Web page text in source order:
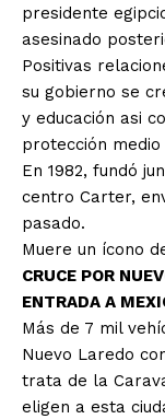
presidente
asesinado
Positivas
su gobierno se
y educación asi
protección
En 1982, fundó
centro Carter,
pasado.
Muere un ícono
CRUCE POR
ENTRADA A
Más de 7 mil
Nuevo Laredo
trata de la
eligen a esta